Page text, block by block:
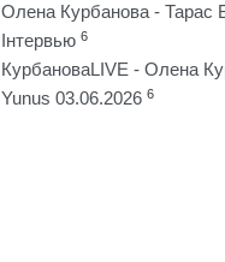
Олена Курбанова - Тарас
Інтервью 6
КурбановаLIVE - Олена
Yunus 03.06.2026 6